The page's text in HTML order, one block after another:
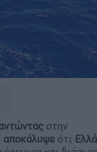
στην
αποκάλυψε ότι